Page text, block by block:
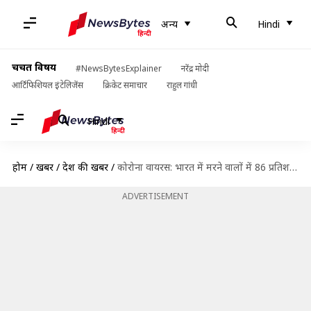
अन्य Hindi
चर्चित विषय #NewsBytesExplainer
नरेंद्र मोदी
आर्टिफिशियल इंटेलिजेंस
क्रिकेट समाचार राहुल गांधी
Hindi
होम / खबरें / देश की खबरें / कोरोना वायरस: भारत में मरने वालों में 86 प्रतिशत को थी पहले से बीमारी
ADVERTISEMENT